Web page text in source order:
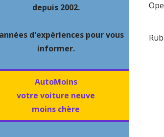
depuis 2002.
d'expériences pour vous
informer.
AutoMoins
votre voiture neuve
moins chère